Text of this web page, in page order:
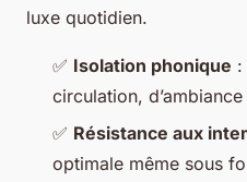
luxe quotidien.
✅ Isolation phonique :
circulation,
✅ Résistance aux
optimale même sous